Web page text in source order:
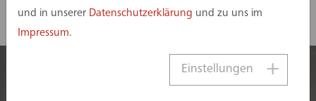
und in unserer Datenschutzerklärung und zu uns im
Impressum.
Einstellungen